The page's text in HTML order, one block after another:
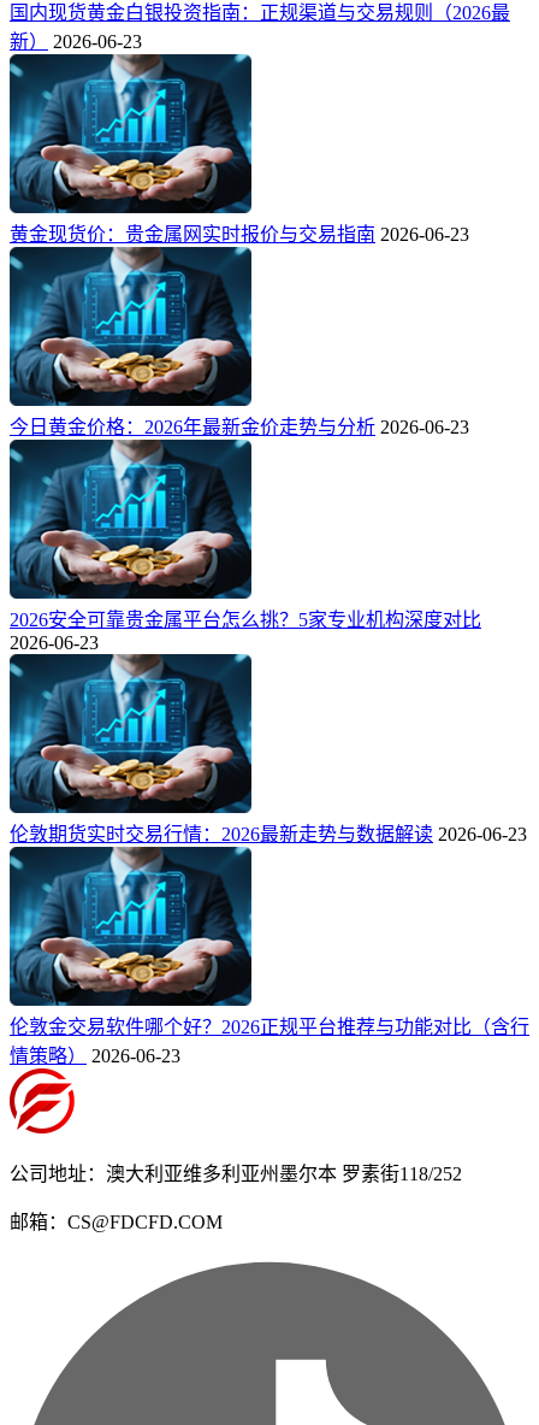
国内现货黄金白银投资指南：正规渠道与交易规则（2026最
新）
2026-06-23
黄金现货价：贵金属网实时报价与交易指南 2026-06-23
今日黄金价格：2026年最新金价走势与分析 2026-06-23
2026安全可靠贵金属平台怎么挑？5家专业机构深度对比
2026-06-23
伦敦期货实时交易行情：2026最新走势与数据解读 2026-06-23
伦敦金交易软件哪个好？2026正规平台推荐与功能对比（含行
情策略）
2026-06-23
公司地址：澳大利亚维多利亚州墨尔本 罗素街118/252
邮箱：CS@FDCFD.COM